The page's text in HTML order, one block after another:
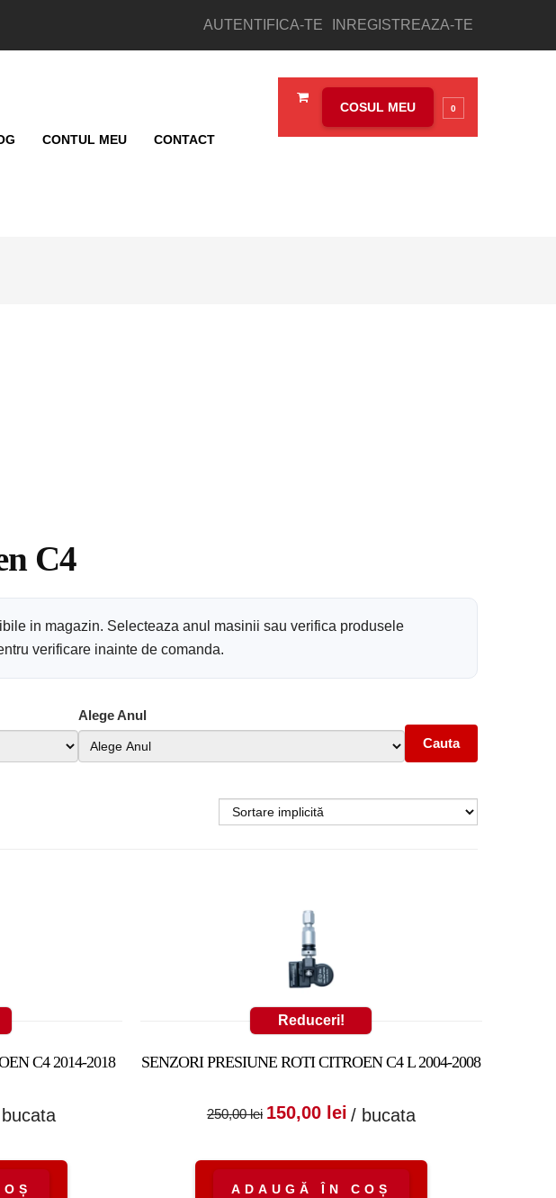
AUTENTIFICA-TE INREGISTREAZA-TE
COSUL MEU 0
CONTUL MEU CONTACT
C4
in magazin. Selecteaza anul masinii sau verifica produsele
verificare inainte de comanda.
Alege Anul
Cauta
C4 2014-2018
a fost:
curent
150,00 lei.
Reduceri!
SENZORI PRESIUNE ROTI CITROEN C4 L 2004-2008
250,00lei
Prețul inițial a fost:
150,00 lei Prețul curent
150,00 lei.
/ bucata
ADAUGĂ ÎN COȘ